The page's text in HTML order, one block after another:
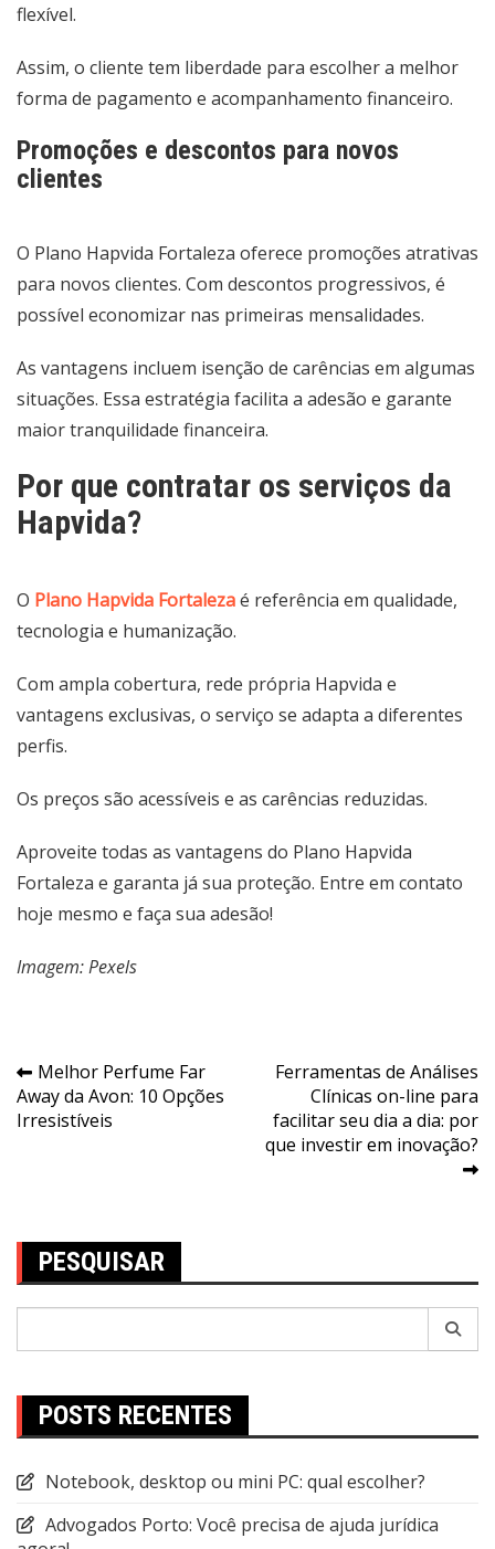
flexível.
Assim, o cliente tem liberdade para escolher a melhor
forma de pagamento e acompanhamento financeiro.
Promoções e descontos para novos
clientes
O Plano Hapvida Fortaleza oferece promoções atrativas
para novos clientes. Com descontos progressivos, é
possível economizar nas primeiras mensalidades.
As vantagens incluem isenção de carências em algumas
situações. Essa estratégia facilita a adesão e garante
maior tranquilidade financeira.
Por que contratar os serviços da
Hapvida?
O Plano Hapvida Fortalezaé referência em qualidade,
tecnologia e humanização.
Com ampla cobertura, rede própria Hapvida e
vantagens exclusivas, o serviço se adapta a diferentes
perfis.
Os preços são acessíveis e as carências reduzidas.
Aproveite todas as vantagens do Plano Hapvida
Fortaleza e garanta já sua proteção. Entre em contato
hoje mesmo e faça sua adesão!
Imagem: Pexels
Navegação
de
Melhor Perfume Far
Away da Avon: 10 Opções
Irresistíveis
Ferramentas de Análises
Clínicas on-line para
facilitar seu dia a dia: por
que investir em inovação?
PESQUISAR
POSTS RECENTES
Notebook, desktop ou mini PC: qual escolher?
Advogados Porto: Você precisa de ajuda jurídica